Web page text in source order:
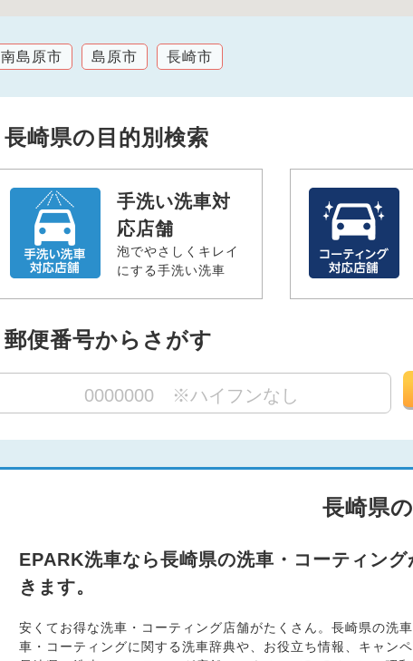
南島原市 島原市 長崎市
長崎県の目的別検索
手洗い洗車対
応店舗
泡でやさしくキレイ
にする手洗い洗車
郵便番号からさがす
長崎県
EPARK洗車なら長崎県の洗車・コーティン
きます。
安くてお得な洗車・コーティング店舗がたくさん。長崎県の洗
車・コーティングに関する洗車辞典や、お役立ち情報、キャン